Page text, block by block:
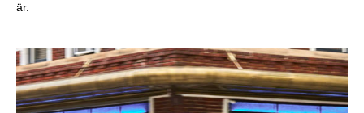
är.